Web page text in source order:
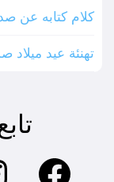
كلام كتابه عن
تهنئة عيد ميلاد